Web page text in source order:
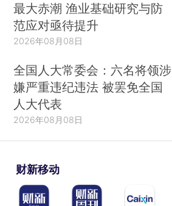
最大赤潮 渔业基础研究与防
范应对亟待提升
2026年08月08日
全国人大常委会：六名将领涉
嫌严重违纪违法 被罢免全国
人大代表
2026年08月08日
财新移动